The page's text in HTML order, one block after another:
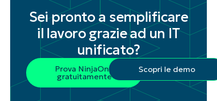
Sei pronto a semplificare
il lavoro grazie ad un IT
unificato?
Prova NinjaOne
gratuitamente
Scopri le demo